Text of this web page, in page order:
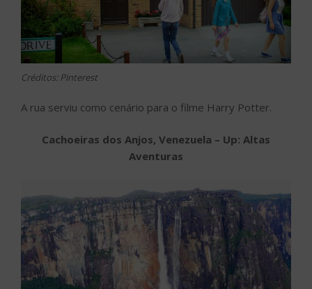
Créditos: Pinterest
A rua serviu como cenário para o filme Harry Potter.
Cachoeiras dos Anjos, Venezuela – Up: Altas
Aventuras